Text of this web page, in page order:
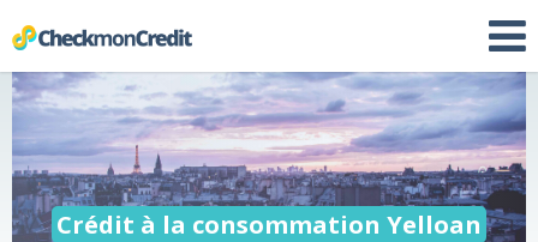
Crédit à la consommation Yelloan